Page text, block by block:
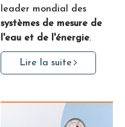
leader mondial des
systèmes de mesure de
l'eau et de l'énergie.
Lire la suite